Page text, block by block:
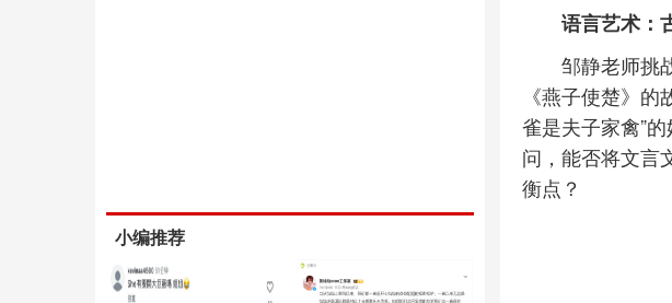
小编推荐
语言艺术：
邹静老师挑
《燕子使楚》
雀是夫子家禽”
问，能否将文言
衡点？